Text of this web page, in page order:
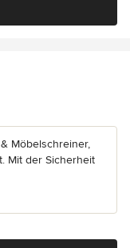
Möbelschreiner,
Mit der Sicherheit